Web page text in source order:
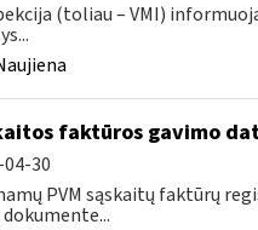
(toliau – VMI)
faktūros gavimo
30
PVM sąskaitų faktūrų